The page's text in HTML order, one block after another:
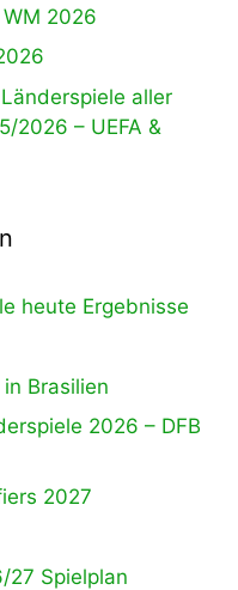
2026
aller
2026 – UEFA &
heute Ergebnisse
Brasilien
2026 – DFB
2027
27 Spielplan